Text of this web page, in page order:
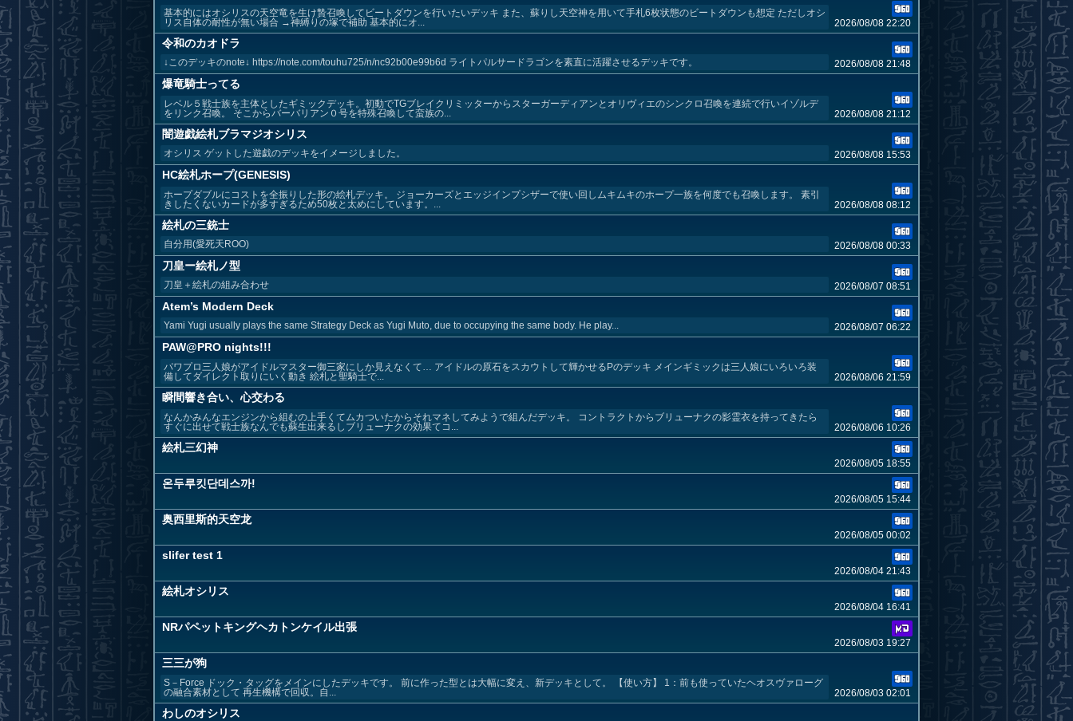
基本的にはオシリスの天空竜を生け贄召喚してビートダウンを行いたいデッキ また、蘇りし天空神を用いて手札6枚状態のビートダウンも想定 ただしオシ
リス自体の耐性が無い場合 →神縛りの塚で補助 基本的にオ...
2026/08/08 22:20
令和のカオドラ
↓このデッキのnote↓ https://note.com/touhu725/n/nc92b00e99b6d ライトパルサードラゴンを素直に活躍させるデッキです。 2026/08/08 21:48
爆竜騎士ってる
レベル５戦士族を主体としたギミックデッキ。初動でTGブレイクリミッターからスターガーディアンとオリヴィエのシンクロ召喚を連続で行いイゾルデ
をリンク召喚。 そこからバーバリアン０号を特殊召喚して蛮族の...
2026/08/08 21:12
闇遊戯絵札ブラマジオシリス
オシリス ゲットした遊戯のデッキをイメージしました。 2026/08/08 15:53
HC絵札ホープ(GENESIS)
ホープダブルにコストを全振りした形の絵札デッキ。 ジョーカーズとエッジインプシザーで使い回しムキムキのホープ一族を何度でも召喚します。 素引
きしたくないカードが多すぎるため50枚と太めにしています。...
2026/08/08 08:12
絵札の三銃士
自分用(愛死天ROO) 2026/08/08 00:33
刀皇ー絵札ノ型
刀皇＋絵札の組み合わせ 2026/08/07 08:51
Atem’s Modern Deck
Yami Yugi usually plays the same Strategy Deck as Yugi Muto, due to occupying the same body. He play... 2026/08/07 06:22
PAW@PRO nights!!!
パワプロ三人娘がアイドルマスター御三家にしか見えなくて… アイドルの原石をスカウトして輝かせるPのデッキ メインギミックは三人娘にいろいろ装
備してダイレクト取りにいく動き 絵札と聖騎士で...
2026/08/06 21:59
瞬間響き合い、心交わる
なんかみんなエンジンから組むの上手くてムカついたからそれマネしてみようで組んだデッキ。 コントラクトからブリューナクの影霊衣を持ってきたら
すぐに出せて戦士族なんでも蘇生出来るしブリューナクの効果てコ...
2026/08/06 10:26
絵札三幻神
2026/08/05 18:55
온두루킷단데스까!
2026/08/05 15:44
奥西里斯的天空龙
2026/08/05 00:02
slifer test 1
2026/08/04 21:43
絵札オシリス
2026/08/04 16:41
NRパペットキングヘカトンケイル出張
2026/08/03 19:27
三三が狗
S－Force ドック・タッグをメインにしたデッキです。 前に作った型とは大幅に変え、新デッキとして。 【使い方】 1：前も使っていたヘオスヴァローグ
の融合素材として 再生機構で回収。自...
2026/08/03 02:01
わしのオシリス